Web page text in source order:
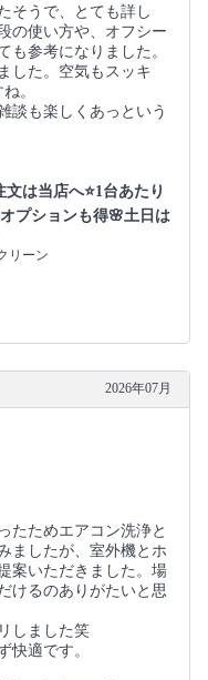
そうで、とても詳し
の使い方や、オフシー
も参考になりました。
した。空気もスッキ
。
談も楽しくあっという
文は当店へ⭐️1台あたり
プションも得🌸土日は
リーン
2026年07月
たためエアコン洗浄と
ましたが、室外機とホ
案いただきました。場
けるのありがたいと思
しました笑
快適です。